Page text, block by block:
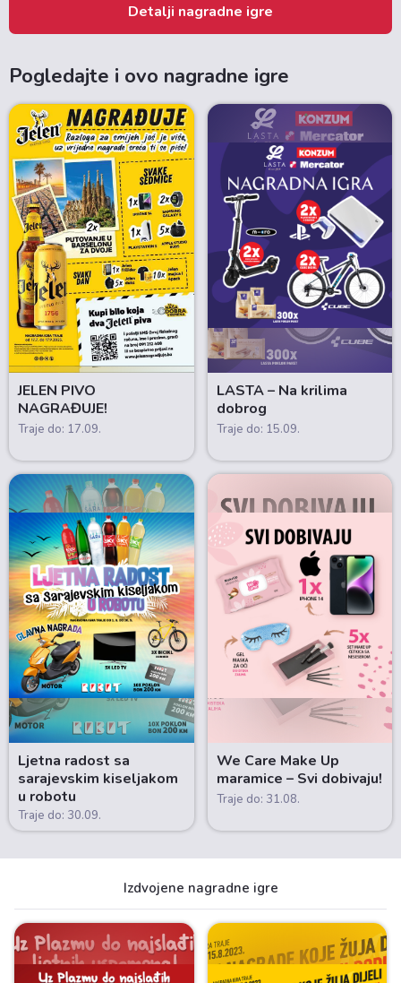
Detalji nagradne igre
Pogledajte i ovo nagradne igre
JELEN PIVO
NAGRAĐUJE!
Traje do: 17.09.
LASTA – Na krilima
dobrog
Traje do: 15.09.
Ljetna radost sa
sarajevskim kiseljakom
u robotu
Traje do: 30.09.
We Care Make Up
maramice – Svi dobivaju!
Traje do: 31.08.
Izdvojene nagradne igre